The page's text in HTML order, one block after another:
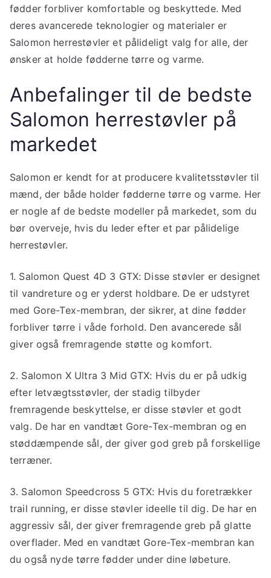
fødder forbliver komfortable og beskyttede. Med
deres avancerede teknologier og materialer er
Salomon herrestøvler et pålideligt valg for alle, der
ønsker at holde fødderne tørre og varme.
Anbefalinger til de bedste
Salomon herrestøvler på
markedet
Salomon er kendt for at producere kvalitetsstøvler til
mænd, der både holder fødderne tørre og varme. Her
er nogle af de bedste modeller på markedet, som du
bør overveje, hvis du leder efter et par pålidelige
herrestøvler.
1. Salomon Quest 4D 3 GTX: Disse støvler er designet
til vandreture og er yderst holdbare. De er udstyret
med Gore-Tex-membran, der sikrer, at dine fødder
forbliver tørre i våde forhold. Den avancerede sål
giver også fremragende støtte og komfort.
2. Salomon X Ultra 3 Mid GTX: Hvis du er på udkig
efter letvægtsstøvler, der stadig tilbyder
fremragende beskyttelse, er disse støvler et godt
valg. De har en vandtæt Gore-Tex-membran og en
støddæmpende sål, der giver god greb på forskellige
terræner.
3. Salomon Speedcross 5 GTX: Hvis du foretrækker
trail running, er disse støvler ideelle til dig. De har en
aggressiv sål, der giver fremragende greb på glatte
overflader. Med en vandtæt Gore-Tex-membran kan
du også nyde tørre fødder under dine løbeture.